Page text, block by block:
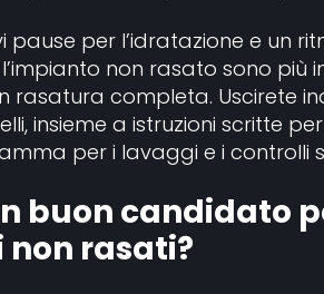
pause per l’idratazione e un
non rasato sono più
rasatura completa. Uscirete
insieme a istruzioni scritte
per i lavaggi e i controlli
buon candidato
rasati?